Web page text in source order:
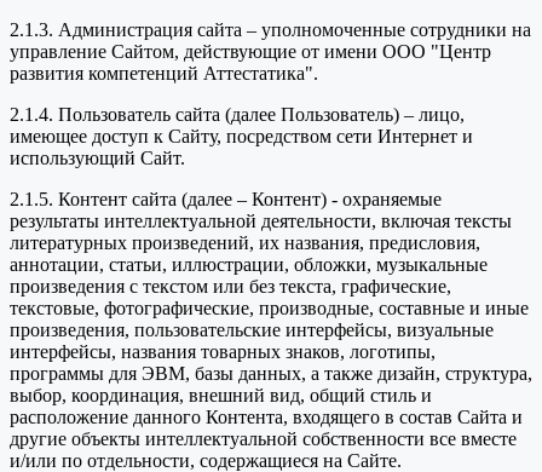
2.1.3. Администрация сайта – уполномоченные сотрудники на
управление Сайтом, действующие от имени ООО "Центр
развития компетенций Аттестатика".
2.1.4. Пользователь сайта (далее Пользователь) – лицо,
имеющее доступ к Сайту, посредством сети Интернет и
использующий Сайт.
2.1.5. Контент сайта (далее – Контент) - охраняемые
результаты интеллектуальной деятельности, включая тексты
литературных произведений, их названия, предисловия,
аннотации, статьи, иллюстрации, обложки, музыкальные
произведения с текстом или без текста, графические,
текстовые, фотографические, производные, составные и иные
произведения, пользовательские интерфейсы, визуальные
интерфейсы, названия товарных знаков, логотипы,
программы для ЭВМ, базы данных, а также дизайн, структура,
выбор, координация, внешний вид, общий стиль и
расположение данного Контента, входящего в состав Сайта и
другие объекты интеллектуальной собственности все вместе
и/или по отдельности, содержащиеся на Сайте.